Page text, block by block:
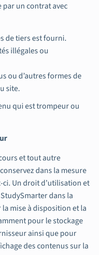
par un contrat avec
de tiers est fourni.
illégales ou
ou d’autres formes de
site.
qui est trompeur ou
et tout autre
dans la mesure
Un droit d’utilisation et
dans la
mise à disposition et la
pour le stockage
ainsi que pour
des contenus sur la